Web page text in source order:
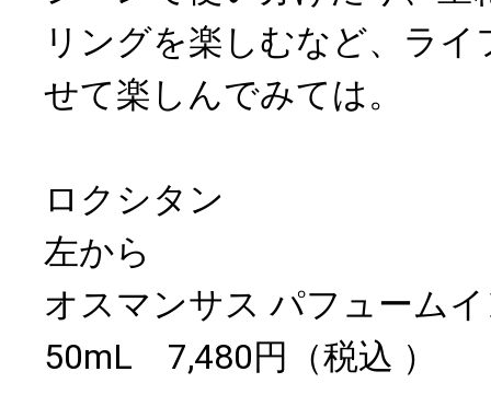
リングを楽しむなど、ラ
せて楽しんでみては。
ロクシタン
左から
オスマンサス パフューム
50mL 7,480円（税込 ）